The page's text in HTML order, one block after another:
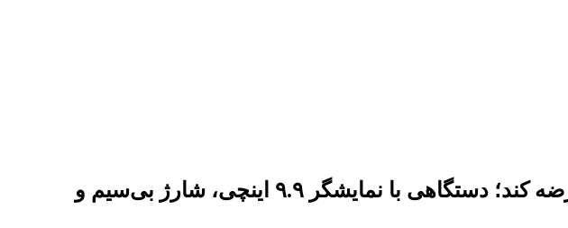
سامسونگ احتمال دارد گوشی تاشوی گلکسی زد تری‌فولد را در آمریکا عرضه کند؛ دستگاهی با نمایشگر ۹.۹ اینچی، شارژ بی‌سیم و